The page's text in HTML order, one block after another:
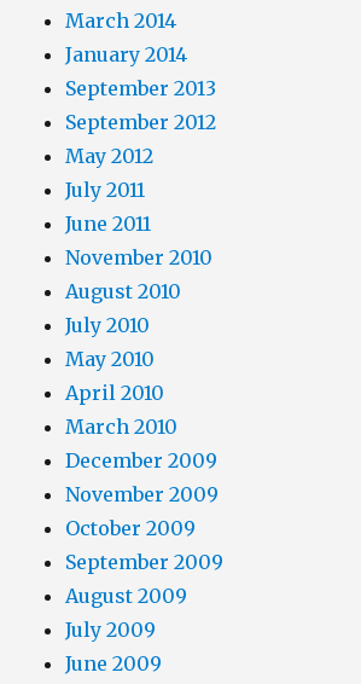
March 2014
January 2014
September 2013
September 2012
May 2012
July 2011
June 2011
November 2010
August 2010
July 2010
May 2010
April 2010
March 2010
December 2009
November 2009
October 2009
September 2009
August 2009
July 2009
June 2009